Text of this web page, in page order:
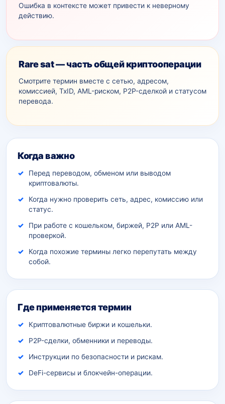
Ошибка в контексте может привести к неверному
действию.
Rare sat — часть общей криптооперации
Смотрите термин вместе с сетью, адресом,
комиссией, TxID, AML-рискoм, P2P-сделкой и статусом
перевода.
Дополнительный контекст
Когда важно
Перед переводом, обменом или выводом
криптовалюты.
Когда нужно проверить сеть, адрес, комиссию или
статус.
При работе с кошельком, биржей, P2P или AML-
проверкой.
Когда похожие термины легко перепутать между
собой.
Где применяется термин
Криптовалютные биржи и кошельки.
P2P-сделки, обменники и переводы.
Инструкции по безопасности и рискам.
DeFi-сервисы и блокчейн-операции.